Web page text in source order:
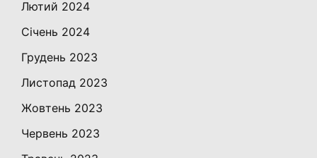
Лютий 2024
Січень 2024
Грудень 2023
Листопад 2023
Жовтень 2023
Червень 2023